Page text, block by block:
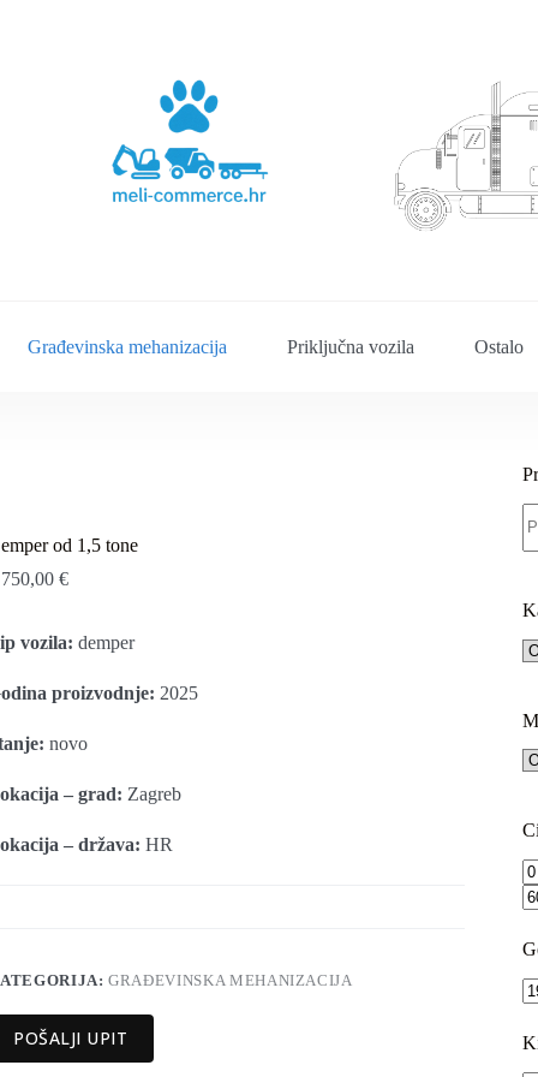
Građevinska mehanizacija Priključna vozila Ostalo
od 1,5 tone
€
vozila: demper
proizvodnje: 2025
novo
– grad: Zagreb
– država: HR
GRAĐEVINSKA MEHANIZACIJA
POŠALJI UPIT